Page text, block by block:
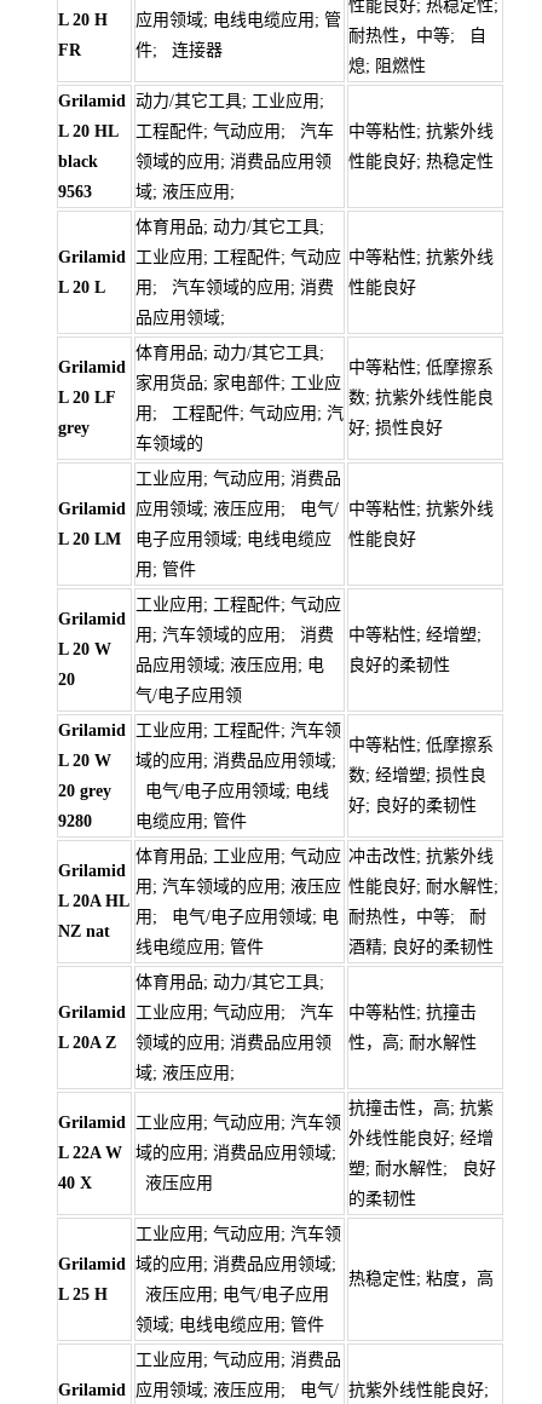
L 20 H
FR
应用领域; 电线电缆应用; 管
件; 连接器
性能良好; 热稳定性;
耐热性，中等; 自
熄; 阻燃性
Grilamid
L 20 HL
black
9563
动力/其它工具; 工业应用;
工程配件; 气动应用; 汽车
领域的应用; 消费品应用领
域; 液压应用;
中等粘性; 抗紫外线
性能良好; 热稳定性
Grilamid
L 20 L
体育用品; 动力/其它工具;
工业应用; 工程配件; 气动应
用; 汽车领域的应用; 消费
品应用领域;
中等粘性; 抗紫外线
性能良好
Grilamid
L 20 LF
grey
体育用品; 动力/其它工具;
家用货品; 家电部件; 工业应
用; 工程配件; 气动应用; 汽
车领域的
中等粘性; 低摩擦系
数; 抗紫外线性能良
好; 损性良好
Grilamid
L 20 LM
工业应用; 气动应用; 消费品
应用领域; 液压应用; 电气/
电子应用领域; 电线电缆应
用; 管件
中等粘性; 抗紫外线
性能良好
Grilamid
L 20 W
20
工业应用; 工程配件; 气动应
用; 汽车领域的应用; 消费
品应用领域; 液压应用; 电
气/电子应用领
中等粘性; 经增塑;
良好的柔韧性
Grilamid
L 20 W
20 grey
9280
工业应用; 工程配件; 汽车领
域的应用; 消费品应用领域;
电气/电子应用领域; 电线
电缆应用; 管件
中等粘性; 低摩擦系
数; 经增塑; 损性良
好; 良好的柔韧性
Grilamid
L 20A HL
NZ nat
体育用品; 工业应用; 气动应
用; 汽车领域的应用; 液压应
用; 电气/电子应用领域; 电
线电缆应用; 管件
冲击改性; 抗紫外线
性能良好; 耐水解性;
耐热性，中等; 耐
酒精; 良好的柔韧性
Grilamid
L 20A Z
体育用品; 动力/其它工具;
工业应用; 气动应用; 汽车
领域的应用; 消费品应用领
域; 液压应用;
中等粘性; 抗撞击
性，高; 耐水解性
Grilamid
L 22A W
40 X
工业应用; 气动应用; 汽车领
域的应用; 消费品应用领域;
液压应用
抗撞击性，高; 抗紫
外线性能良好; 经增
塑; 耐水解性; 良好
的柔韧性
Grilamid
L 25 H
工业应用; 气动应用; 汽车领
域的应用; 消费品应用领域;
液压应用; 电气/电子应用
领域; 电线电缆应用; 管件
热稳定性; 粘度，高
Grilamid
工业应用; 气动应用; 消费品
应用领域; 液压应用; 电气/ 抗紫外线性能良好;